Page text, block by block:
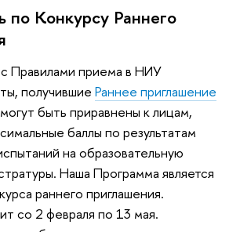
по Конкурсу Раннего
Правилами приема в НИУ
получившие Раннее приглашение
быть приравнены к лицам,
баллы по результатам
на образовательную
Наша Программа является
раннего приглашения.
со 2 февраля по 13 мая.